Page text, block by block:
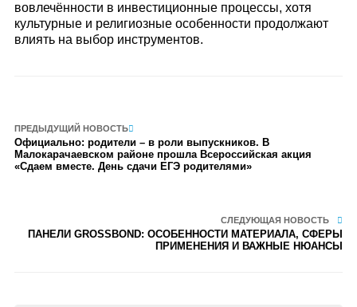
вовлечённости в инвестиционные процессы, хотя
культурные и религиозные особенности продолжают
влиять на выбор инструментов.
ПРЕДЫДУЩИЙ НОВОСТЬ
Официально: родители – в роли выпускников. В
Малокарачаевском районе прошла Всероссийская акция
«Сдаем вместе. День сдачи ЕГЭ родителями»
СЛЕДУЮЩАЯ НОВОСТЬ
ПАНЕЛИ GROSSBOND: ОСОБЕННОСТИ МАТЕРИАЛА, СФЕРЫ
ПРИМЕНЕНИЯ И ВАЖНЫЕ НЮАНСЫ